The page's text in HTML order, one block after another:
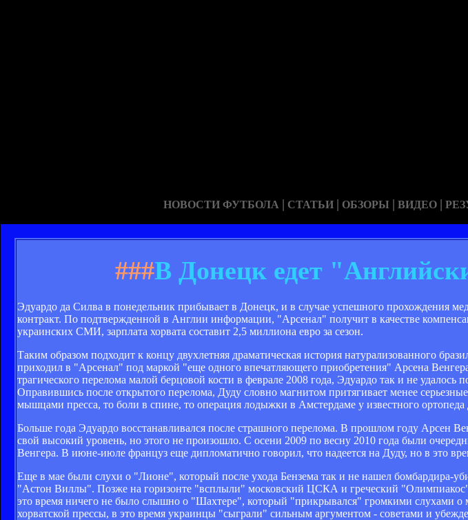
НОВОСТИ ФУТБОЛА | СТАТЬИ | ОБЗОРЫ | ВИДЕО |
###В Донецк едет
Эдуардо да Силва в понедельник прибывает в Донецк, и в случае успешного прохождения
контракт. По подтвержденной в Англии информации, "Арсенал" получит в качестве
украинских СМИ, зарплата хорвата составит 2,5 миллиона евро за сезон.
Таким образом подходит к концу двухлетняя драматическая история натурализованного
приходил в "Арсенал" под маркой "еще одного впечатляющего приобретения" Арсена
трагического перелома малой берцовой кости в феврале 2008 года, Эдуардо так и не удалось
Оправившись после открытого перелома, Дуду словно магнитом притягивает менее
мышцами пресса, то боли в спине, то операция лодыжки в Амстердаме у известного
Больше года Эдуардо восстанавливался после страшного перелома. В прошлом году Арсен
свой высокий уровень, но этого не произошло. С осени 2009 по весну 2010 года были
Венгера. В июне-июле француз еще дипломатично говорил, что надеется на Дуду, но в это
Еще в мае были слухи о "Лионе", который после ухода Бензема так и не нашел бомбардира-
"Астон Виллы". Позже на горизонте "всплыли" московский ЦСКА и греческий
это время ничего не было слышно о "Шахтере", который "прикрывался" громкими слухами
хорватской прессы, в это время украинцы "сыграли" сильным аргументом - советами и